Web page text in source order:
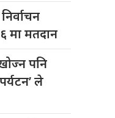
मा मतदान
पनि
ले